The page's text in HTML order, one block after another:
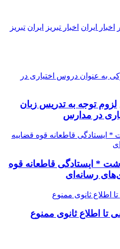
اخبار ایران اخبار تبریز ایران تبریز
لزوم توجه به تدریس زبان
در مدارس
* ایستادگی قاطعانه قوه
رسانه‌ای
اطلاع ثانوی ممنوع